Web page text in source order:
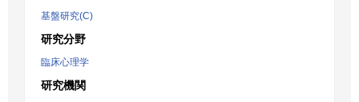
基盤研究(C)
研究分野
臨床心理学
研究機関